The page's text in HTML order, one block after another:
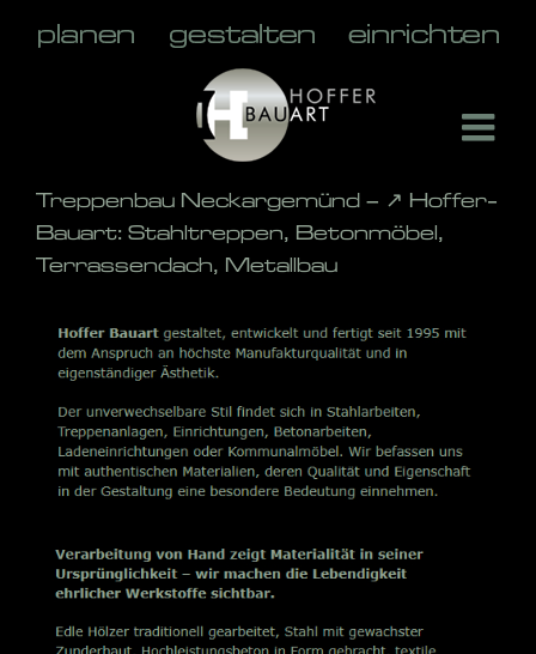
Treppenbau Neckargemünd – ↗️ Hoffer-
Bauart: Stahltreppen, Betonmöbel,
Terrassendach, Metallbau